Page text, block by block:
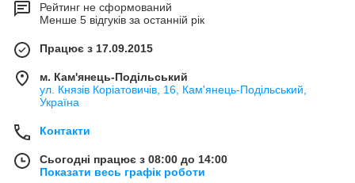
Рейтинг не сформований
Менше 5 відгуків за останній рік
Працює з 17.09.2015
м. Кам'янець-Подільський
ул. Князів Коріатовичів, 16, Кам'янець-Подільський,
Україна
Контакти
Сьогодні працює з 08:00 до 14:00
Показати весь графік роботи